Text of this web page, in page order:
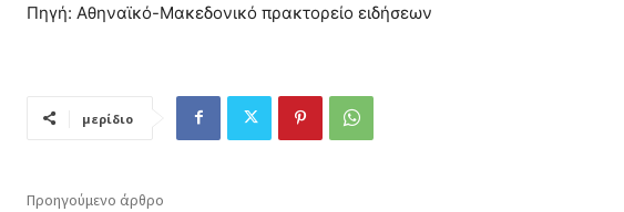
Πηγή: Αθηναϊκό-Μακεδονικό πρακτορείο ειδήσεων
μερίδιο
Προηγούμενο άρθρο